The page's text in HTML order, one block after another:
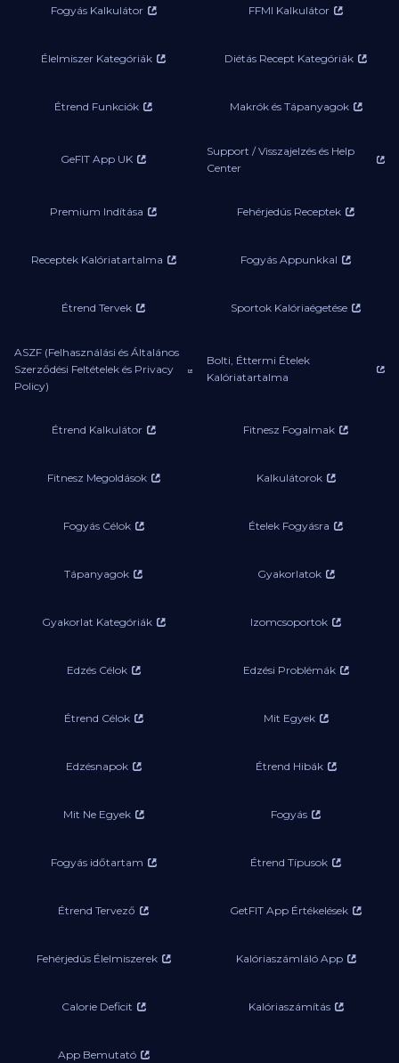
Fogyás Kalkulátor FFMI Kalkulátor
Élelmiszer Kategóriák Diétás Recept Kategóriák
Étrend Funkciók Makrók és Tápanyagok
GeFIT App UK
Support / Visszajelzés és Help
Center
Premium Indítása Fehérjedús Receptek
Receptek Kalóriatartalma Fogyás Appunkkal
Étrend Tervek Sportok Kalóriaégetése
ASZF (Felhasználási és Általános
Szerződési Feltételek és Privacy
Policy)
Bolti, Éttermi Ételek
Kalóriatartalma
Étrend Kalkulátor Fitnesz Fogalmak
Fitnesz Megoldások Kalkulátorok
Fogyás Célok Ételek Fogyásra
Tápanyagok Gyakorlatok
Gyakorlat Kategóriák Izomcsoportok
Edzés Célok Edzési Problémák
Étrend Célok Mit Egyek
Edzésnapok Étrend Hibák
Mit Ne Egyek Fogyás
Fogyás időtartam Étrend Típusok
Étrend Tervező GetFIT App Értékelések
Fehérjedús Élelmiszerek Kalóriaszámláló App
Calorie Deficit Kalóriaszámítás
App Bemutató